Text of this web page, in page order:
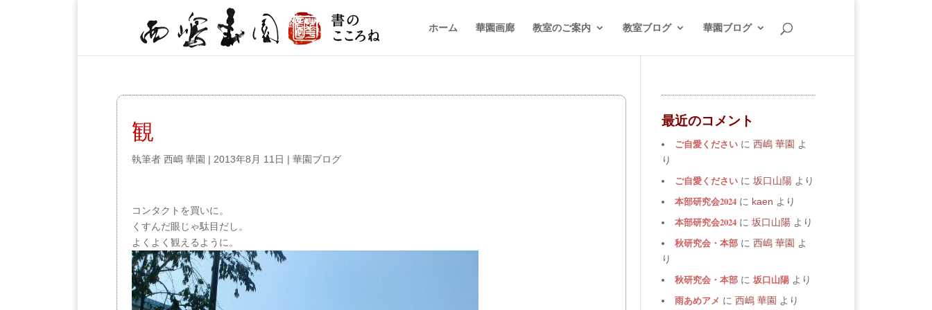
ホーム 華園画廊 教室のご案内 教室ブログ 華園ブログ
観
執筆者 西嶋 華園 | 2013年8月 11日 | 華園ブログ
コンタクトを買いに。
くすんだ眼じゃ駄目だし。
よくよく観えるように。
最近のコメント
ご自愛ください に 西嶋 華園 よ
り
ご自愛ください に 坂口山陽 より
本部研究会2024 に kaen より
本部研究会2024 に 坂口山陽 より
秋研究会・本部 に 西嶋 華園 よ
り
秋研究会・本部 に 坂口山陽 より
雨あめアメ に 西嶋 華園 より